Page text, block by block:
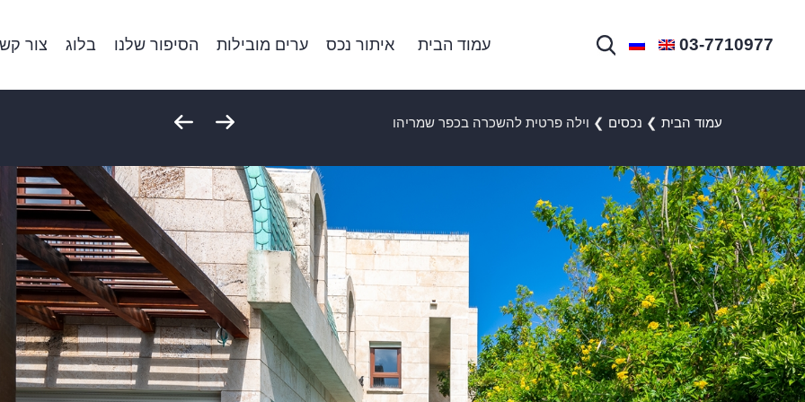
עמוד הבית איתור נכס ערים מובילות הסיפור שלנו בלוג צור 03-7710977
עמוד הבית ❯ נכסים ❯ וילה פרטית להשכרה בכפר שמריהו